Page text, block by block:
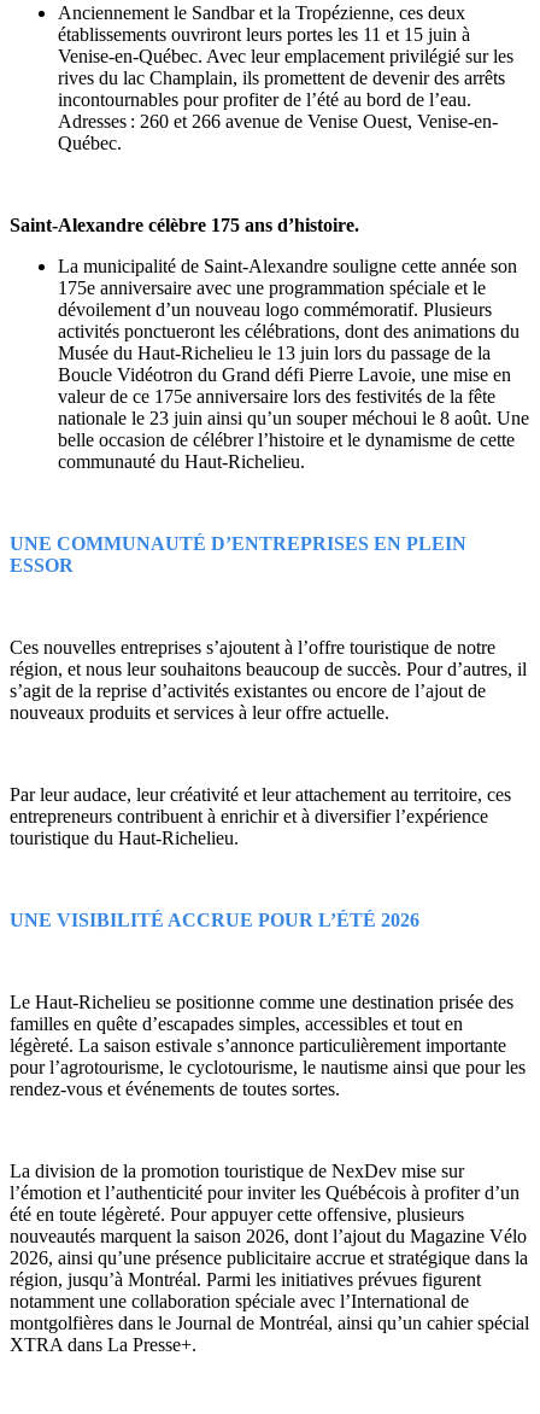
Anciennement le Sandbar et la Tropézienne, ces deux
établissements ouvriront leurs portes les 11 et 15 juin à
Venise-en-Québec. Avec leur emplacement privilégié sur les
rives du lac Champlain, ils promettent de devenir des arrêts
incontournables pour profiter de l’été au bord de l’eau.
Adresses : 260 et 266 avenue de Venise Ouest, Venise-en-
Québec.
Saint-Alexandre célèbre 175 ans d’histoire.
La municipalité de Saint-Alexandre souligne cette année son
175e anniversaire avec une programmation spéciale et le
dévoilement d’un nouveau logo commémoratif. Plusieurs
activités ponctueront les célébrations, dont des animations du
Musée du Haut-Richelieu le 13 juin lors du passage de la
Boucle Vidéotron du Grand défi Pierre Lavoie, une mise en
valeur de ce 175e anniversaire lors des festivités de la fête
nationale le 23 juin ainsi qu’un souper méchoui le 8 août. Une
belle occasion de célébrer l’histoire et le dynamisme de cette
communauté du Haut-Richelieu.
UNE COMMUNAUTÉ D’ENTREPRISES EN PLEIN
ESSOR
Ces nouvelles entreprises s’ajoutent à l’offre touristique de notre
région, et nous leur souhaitons beaucoup de succès. Pour d’autres, il
s’agit de la reprise d’activités existantes ou encore de l’ajout de
nouveaux produits et services à leur offre actuelle.
Par leur audace, leur créativité et leur attachement au territoire, ces
entrepreneurs contribuent à enrichir et à diversifier l’expérience
touristique du Haut-Richelieu.
UNE VISIBILITÉ ACCRUE POUR L’ÉTÉ 2026
Le Haut-Richelieu se positionne comme une destination prisée des
familles en quête d’escapades simples, accessibles et tout en
légèreté. La saison estivale s’annonce particulièrement importante
pour l’agrotourisme, le cyclotourisme, le nautisme ainsi que pour les
rendez-vous et événements de toutes sortes.
La division de la promotion touristique de NexDev mise sur
l’émotion et l’authenticité pour inviter les Québécois à profiter d’un
été en toute légèreté. Pour appuyer cette offensive, plusieurs
nouveautés marquent la saison 2026, dont l’ajout du Magazine Vélo
2026, ainsi qu’une présence publicitaire accrue et stratégique dans la
région, jusqu’à Montréal. Parmi les initiatives prévues figurent
notamment une collaboration spéciale avec l’International de
montgolfières dans le Journal de Montréal, ainsi qu’un cahier spécial
XTRA dans La Presse+.